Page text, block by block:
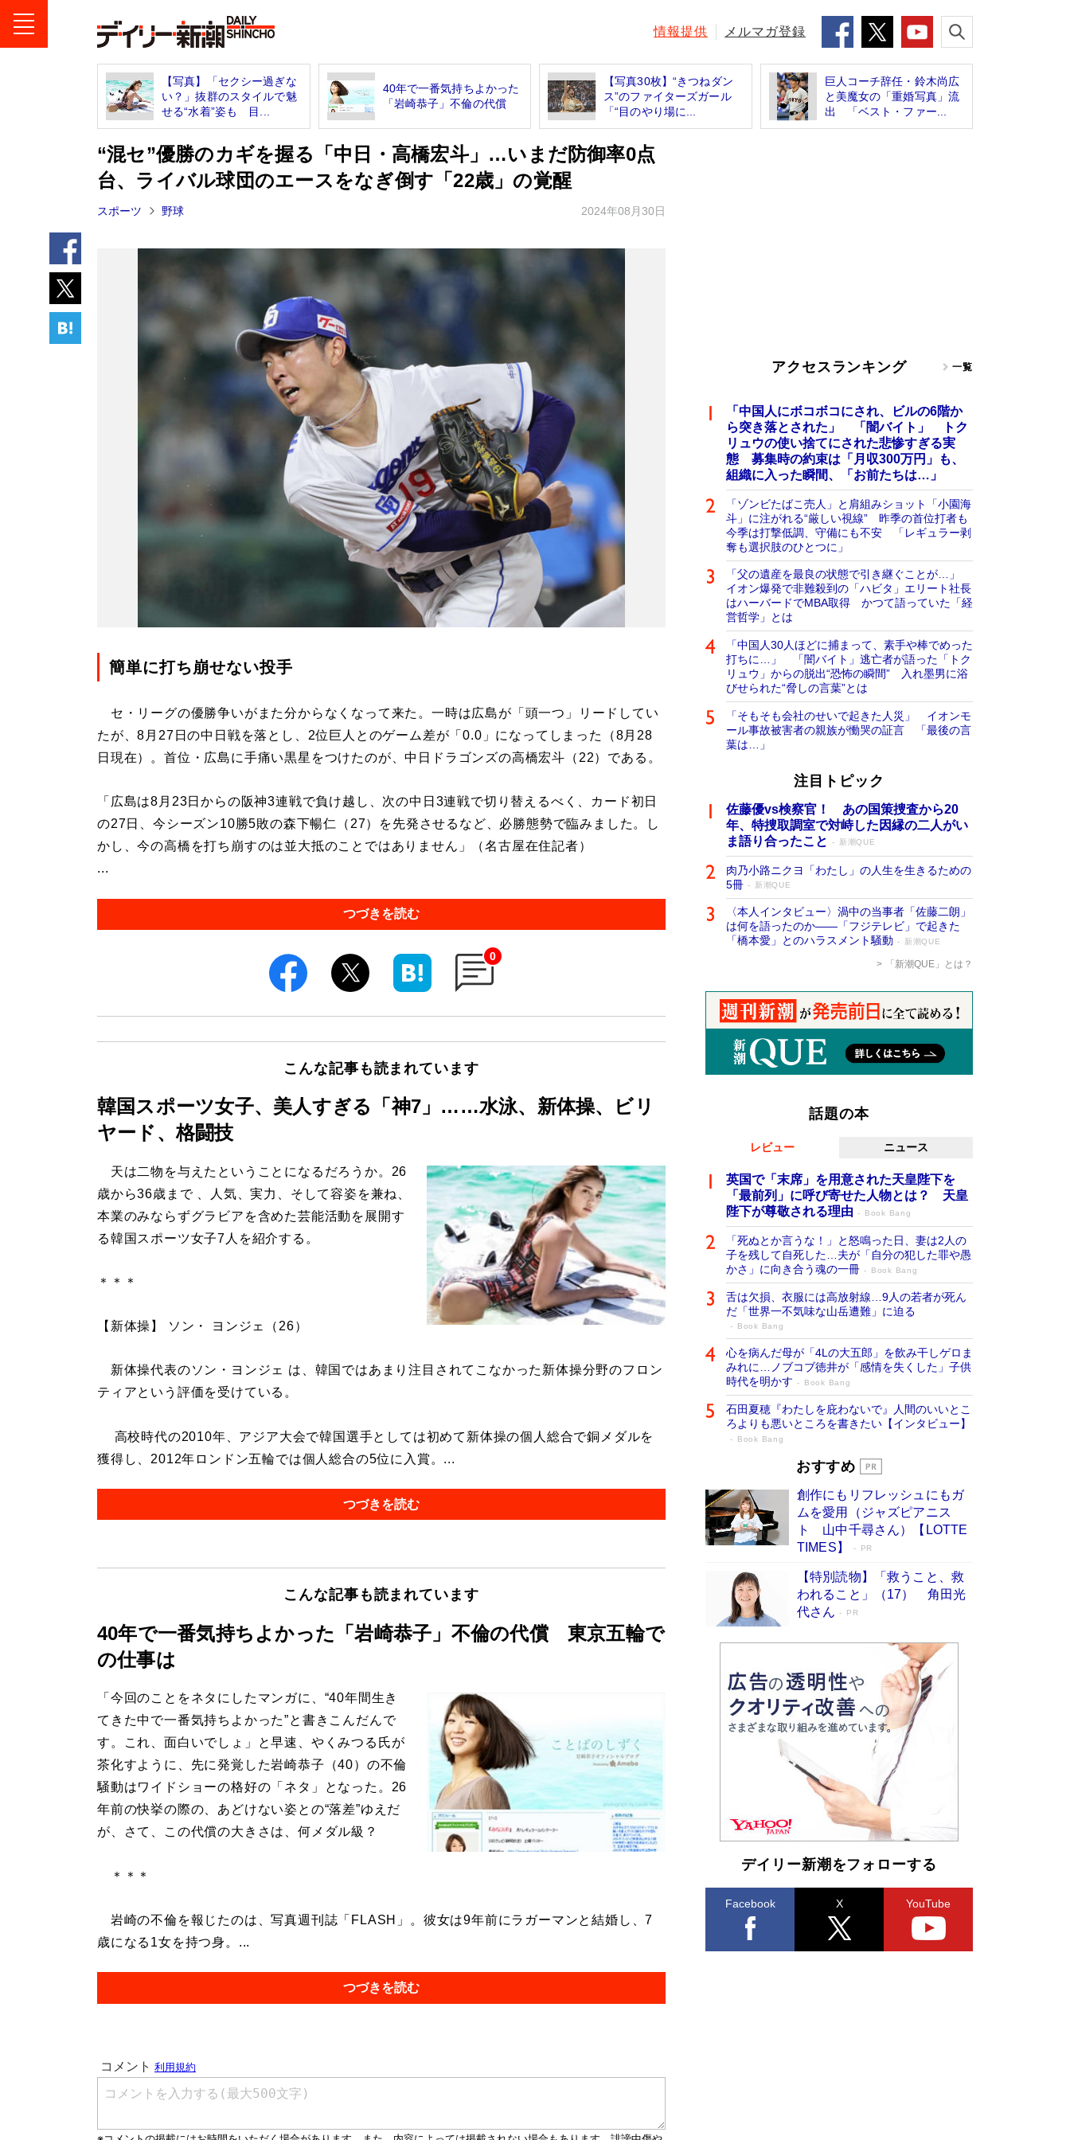
情報提供 メルマガ登録
【写真】「セクシー過ぎな
い？」抜群のスタイルで魅
せる“水着”姿も 目...
40年で一番気持ちよかった
「岩崎恭子」不倫の代償
【写真30枚】“きつねダン
ス”のファイターズガール
「“目のやり場に...
巨人コーチ辞任・鈴木尚広
と美魔女の「重婚写真」流
出 「ベスト・ファー...
“混セ”優勝のカギを握る「中日・高橋宏斗」…いまだ防御率0点
台、ライバル球団のエースをなぎ倒す「22歳」の覚醒
スポーツ 野球 2024年08月30日
簡単に打ち崩せない投手
セ・リーグの優勝争いがまた分からなくなって来た。一時は広島が「頭一つ」リードしてい
たが、8月27日の中日戦を落とし、2位巨人とのゲーム差が「0.0」になってしまった（8月28
日現在）。首位・広島に手痛い黒星をつけたのが、中日ドラゴンズの高橋宏斗（22）である。
「広島は8月23日からの阪神3連戦で負け越し、次の中日3連戦で切り替えるべく、カード初日
の27日、今シーズン10勝5敗の森下暢仁（27）を先発させるなど、必勝態勢で臨みました。し
かし、今の高橋を打ち崩すのは並大抵のことではありません」（名古屋在住記者）
...
つづきを読む
0
こんな記事も読まれています
韓国スポーツ女子、美人すぎる「神7」……水泳、新体操、ビリ
ヤード、格闘技
天は二物を与えたということになるだろうか。26
歳から36歳まで 、人気、実力、そして容姿を兼ね、
本業のみならずグラビアを含めた芸能活動を展開す
る韓国スポーツ女子7人を紹介する。
＊＊＊
【新体操】 ソン・ ヨンジェ（26）
新体操代表のソン・ヨンジェ は、韓国ではあまり注目されてこなかった新体操分野のフロン
ティアという評価を受けている。
高校時代の2010年、アジア大会で韓国選手としては初めて新体操の個人総合で銅メダルを
獲得し、2012年ロンドン五輪では個人総合の5位に入賞。...
つづきを読む
こんな記事も読まれています
40年で一番気持ちよかった「岩崎恭子」不倫の代償 東京五輪で
の仕事は
「今回のことをネタにしたマンガに、“40年間生き
てきた中で一番気持ちよかった”と書きこんだんで
す。これ、面白いでしょ」と早速、やくみつる氏が
茶化すように、先に発覚した岩崎恭子（40）の不倫
騒動はワイドショーの格好の「ネタ」となった。26
年前の快挙の際の、あどけない姿との“落差”ゆえだ
が、さて、この代償の大きさは、何メダル級？
＊＊＊
岩崎の不倫を報じたのは、写真週刊誌「FLASH」。彼女は9年前にラガーマンと結婚し、7
歳になる1女を持つ身。...
つづきを読む
アクセスランキング 一覧
「中国人にボコボコにされ、ビルの6階か
ら突き落とされた」 「闇バイト」 トク
リュウの使い捨てにされた悲惨すぎる実
態 募集時の約束は「月収300万円」も、
組織に入った瞬間、「お前たちは…」
「ゾンビたばこ売人」と肩組みショット「小園海
斗」に注がれる“厳しい視線” 昨季の首位打者も
今季は打撃低調、守備にも不安 「レギュラー剥
奪も選択肢のひとつに」
「父の遺産を最良の状態で引き継ぐことが…」
イオン爆発で非難殺到の「ハビタ」エリート社長
はハーバードでMBA取得 かつて語っていた「経
営哲学」とは
「中国人30人ほどに捕まって、素手や棒でめった
打ちに…」 「闇バイト」逃亡者が語った「トク
リュウ」からの脱出“恐怖の瞬間” 入れ墨男に浴
びせられた“脅しの言葉”とは
「そもそも会社のせいで起きた人災」 イオンモ
ール事故被害者の親族が慟哭の証言 「最後の言
葉は…」
注目トピック
佐藤優vs検察官！ あの国策捜査から20
年、特捜取調室で対峙した因縁の二人がい
ま語り合ったこと
新潮QUE
肉乃小路ニクヨ「わたし」の人生を生きるための
5冊
新潮QUE
〈本人インタビュー〉渦中の当事者「佐藤二朗」
は何を語ったのか――「フジテレビ」で起きた
「橋本愛」とのハラスメント騒動
新潮QUE
「新潮QUE」とは？
話題の本
レビュー ニュース
英国で「末席」を用意された天皇陛下を
「最前列」に呼び寄せた人物とは？ 天皇
陛下が尊敬される理由
Book Bang
「死ぬとか言うな！」と怒鳴った日、妻は2人の
子を残して自死した…夫が「自分の犯した罪や愚
かさ」に向き合う魂の一冊
Book Bang
舌は欠損、衣服には高放射線…9人の若者が死ん
だ「世界一不気味な山岳遭難」に迫る
Book Bang
心を病んだ母が「4Lの大五郎」を飲み干しゲロま
みれに…ノブコブ徳井が「感情を失くした」子供
時代を明かす
Book Bang
石田夏穂『わたしを庇わないで』人間のいいとこ
ろよりも悪いところを書きたい【インタビュー】
Book Bang
73歳でも働くしかない 「老後レス時代」
「『火垂るの墓』は、大嘘である」原作者が抱き
続けた“自責の念”とは…「自己憐憫は描きたくな
い」監督が徹底的にこだわったこと（後編） #
Book Bang
「なんで？ そんな馬鹿な……」90歳になった作
家・阿刀田高さんが、ひとり暮らしの生活を明か
す
Book Bang
人々が新たな一歩を踏み出す連作短篇集『海のほ
Book Bang
和田秀樹の70代、80代向け新書がベスト3を独
占 上半期1位にも選出［新書ベストセラー］
Book Bang
おすすめ
創作にもリフレッシュにもガ
ムを愛用（ジャズピアニス
ト 山中千尋さん）【LOTTE
TIMES】
PR
【特別読物】「救うこと、救
われること」（17） 角田光
代さん
PR
デイリー新潮をフォローする
Facebook X YouTube